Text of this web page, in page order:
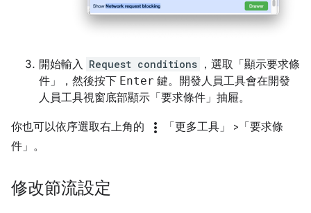
開始輸入 Request conditions ，選取「顯示要求條
件」
，然後按下 Enter 鍵。開發人員工具會在開發
人員工具視窗底部顯示「要求條件」 抽屜。
你也可以依序選取右上角的 more_vert 「更多工具」
>「要求條
件」 。
修改節流設定